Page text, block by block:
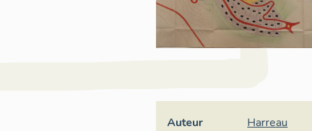
Auteur
Harreau